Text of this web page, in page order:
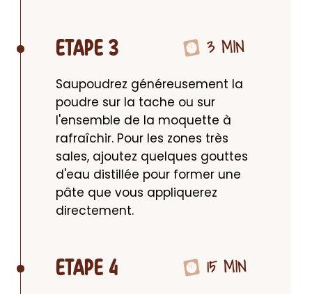
ETAPE 3 3 MIN
Saupoudrez généreusement la
poudre sur la tache ou sur
l'ensemble de la moquette à
rafraîchir. Pour les zones très
sales, ajoutez quelques gouttes
d'eau distillée pour former une
pâte que vous appliquerez
directement.
ETAPE 4 15 MIN